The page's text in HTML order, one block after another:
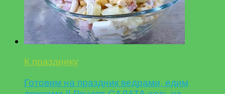
К празднику
Готовим на праздник ведрами, едим